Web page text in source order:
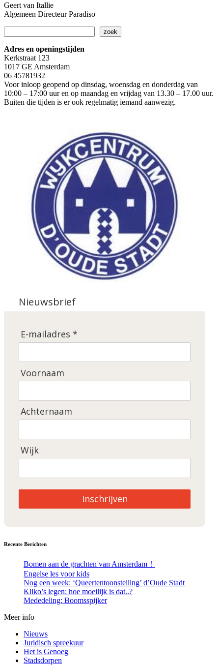
Geert van Itallie
Algemeen Directeur Paradiso
zoek
Adres en openingstijden
Kerkstraat 123
1017 GE Amsterdam
06 45781932
Voor inloop geopend op dinsdag, woensdag en donderdag van
10:00 – 17:00 uur en op maandag en vrijdag van 13.30 – 17.00 uur.
Buiten die tijden is er ook regelmatig iemand aanwezig.
Nieuwsbrief
E-mailadres *
Voornaam
Achternaam
Wijk
Inschrijven
Recente Berichten
Bomen aan de grachten van Amsterdam！
Engelse les voor kids
Nog een week: ‘Queertentoonstelling’ d’Oude Stadt
Kliko’s legen: hoe moeilijk is dat..?
Mededeling: Boomsspijker
Meer info
Nieuws
Juridisch spreekuur
Het is Genoeg
Stadsdorpen